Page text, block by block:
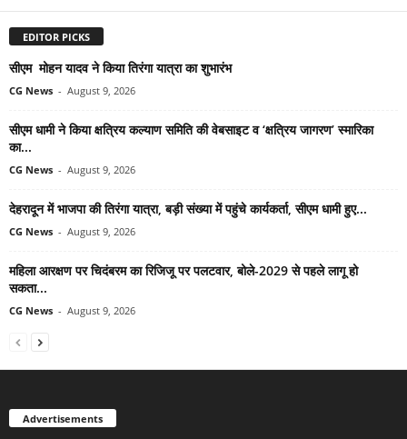
EDITOR PICKS
सीएम मोहन यादव ने किया तिरंगा यात्रा का शुभारंभ
CG News - August 9, 2026
सीएम धामी ने किया क्षत्रिय कल्याण समिति की वेबसाइट व ‘क्षत्रिय जागरण’ स्मारिका
का...
CG News - August 9, 2026
देहरादून में भाजपा की तिरंगा यात्रा, बड़ी संख्या में पहुंचे कार्यकर्ता, सीएम धामी हुए...
CG News - August 9, 2026
महिला आरक्षण पर चिदंबरम का रिजिजू पर पलटवार, बोले-2029 से पहले लागू हो
सकता...
CG News - August 9, 2026
Advertisements